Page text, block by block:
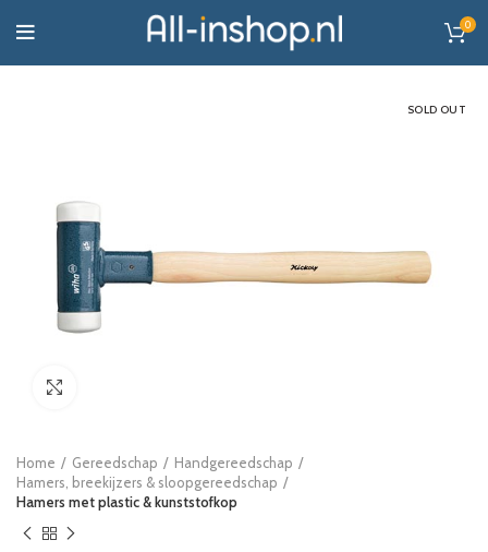
0
SOLD OUT
Home Gereedschap
Handgereedschap
Hamers, breekijzers & sloopgereedschap
Hamers met plastic & kunststofkop